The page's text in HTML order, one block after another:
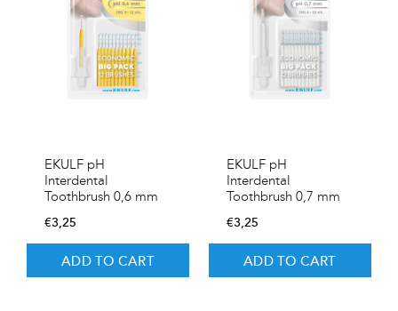
EKULF pH
Interdental
Toothbrush 0,6 mm
€3,25
ADD TO CART
EKULF pH
Interdental
Toothbrush 0,7 mm
€3,25
ADD TO CART